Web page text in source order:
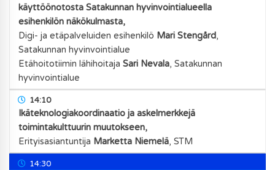
käyttöönotosta Satakunnan hyvinvointialueella
esihenkilön näkökulmasta,
Digi- ja etäpalveluiden esihenkilö Mari Stengård,
Satakunnan hyvinvointialue
Etähoitotiimin lähihoitajaSari Nevala,Satakunnan
hyvinvointialue
14:10
Ikäteknologiakoordinaatio ja askelmerkkejä
toimintakulttuurin muutokseen,
Erityisasiantuntija Marketta Niemelä,STM
14:30